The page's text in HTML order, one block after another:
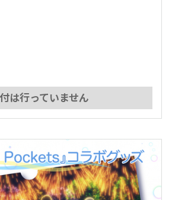
は行っていません